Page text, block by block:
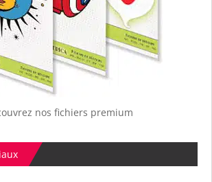
nos fichiers premium